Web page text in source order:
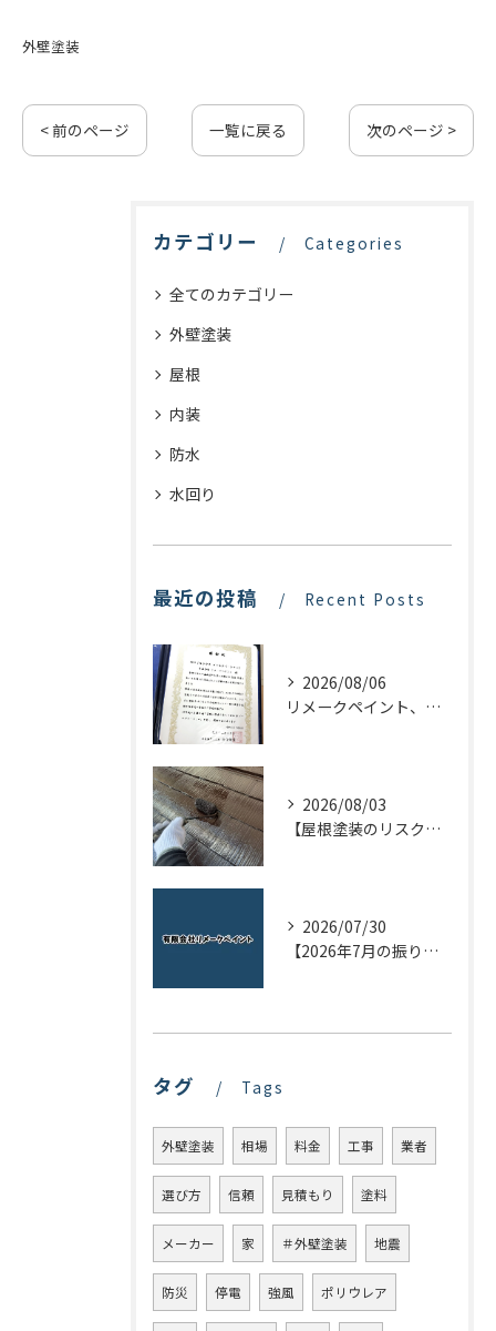
外壁塗装
< 前のページ 一覧に戻る 次のページ >
カテゴリー Categories
全てのカテゴリー
外壁塗装
屋根
内装
防水
水回り
最近の投稿 Recent Posts
2026/08/06
リメークペイント、感謝状を頂く！
2026/08/03
【屋根塗装のリスクを下げる！】屋根の点検はドローンで！
2026/07/30
【2026年7月の振り返り】リメークペイントブログまとめ
タグ Tags
外壁塗装 相場 料金 工事 業者
選び方 信頼 見積もり 塗料
メーカー 家 ＃外壁塗装 地震
防災 停電 強風 ポリウレア